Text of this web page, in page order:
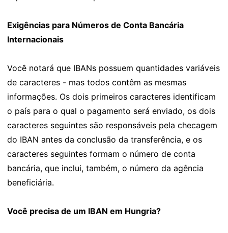
Exigências para Números de Conta Bancária
Internacionais
Você notará que IBANs possuem quantidades variáveis
de caracteres - mas todos contêm as mesmas
informações. Os dois primeiros caracteres identificam
o país para o qual o pagamento será enviado, os dois
caracteres seguintes são responsáveis pela checagem
do IBAN antes da conclusão da transferência, e os
caracteres seguintes formam o número de conta
bancária, que inclui, também, o número da agência
beneficiária.
Você precisa de um IBAN em Hungria?